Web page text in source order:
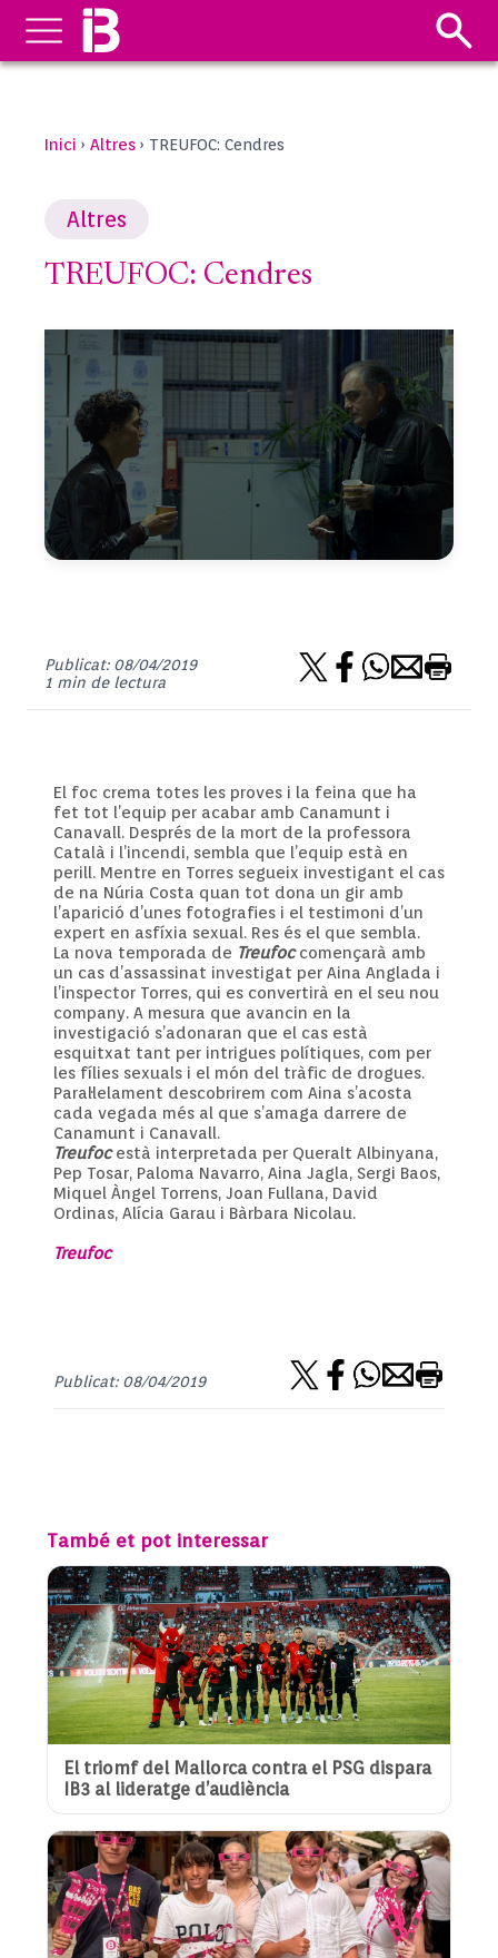
Inici › Altres › TREUFOC: Cendres
Altres
TREUFOC: Cendres
Publicat: 08/04/2019
1 min de lectura
El foc crema totes les proves i la feina que ha
fet tot l’equip per acabar amb Canamunt i
Canavall. Després de la mort de la professora
Català i l’incendi, sembla que l’equip està en
perill. Mentre en Torres segueix investigant el cas
de na Núria Costa quan tot dona un gir amb
l’aparició d’unes fotografies i el testimoni d’un
expert en asfíxia sexual. Res és el que sembla.
La nova temporada de Treufoccomençarà amb
un cas d’assassinat investigat per Aina Anglada i
l’inspector Torres, qui es convertirà en el seu nou
company. A mesura que avancin en la
investigació s’adonaran que el cas està
esquitxat tant per intrigues polítiques, com per
les fílies sexuals i el món del tràfic de drogues.
Paral·lelament descobrirem com Aina s’acosta
cada vegada més al que s’amaga darrere de
Canamunt i Canavall.
Treufocestà interpretada per Queralt Albinyana,
Pep Tosar, Paloma Navarro, Aina Jagla, Sergi Baos,
Miquel Àngel Torrens, Joan Fullana, David
Ordinas, Alícia Garau i Bàrbara Nicolau.
Treufoc
Publicat: 08/04/2019
També et pot interessar
El triomf del Mallorca contra el PSG dispara
IB3 al lideratge d’audiència